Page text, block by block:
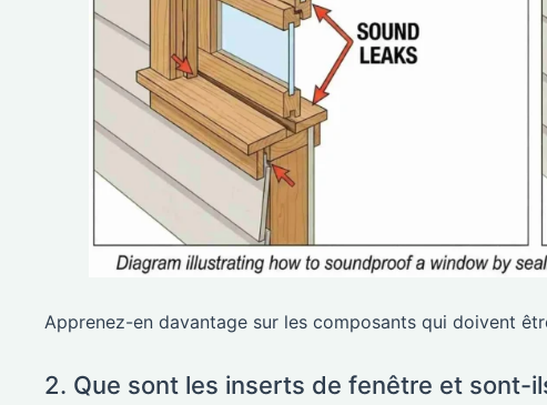
Apprenez-en davantage sur les composants qui doivent
2. Que sont les inserts de fenêtre et sont-